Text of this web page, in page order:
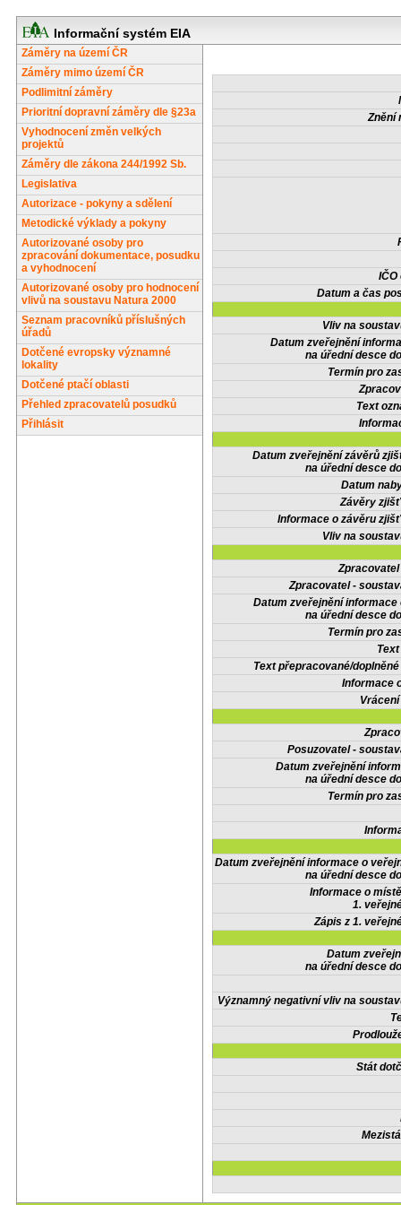
Informační systém EIA
Záměry na území ČR
Záměry mimo území ČR
Podlimitní záměry
Prioritní dopravní záměry dle §23a
Vyhodnocení změn velkých
projektů
Záměry dle zákona 244/1992 Sb.
Legislativa
Autorizace - pokyny a sdělení
Metodické výklady a pokyny
Autorizované osoby pro
zpracování dokumentace, posudku
a vyhodnocení
Autorizované osoby pro hodnocení
vlivů na soustavu Natura 2000
Seznam pracovníků příslušných
úřadů
Dotčené evropsky významné
lokality
Dotčené ptačí oblasti
Přehled zpracovatelů posudků
Přihlásit
Znění
IČO
Datum a čas
Vliv na
Datum zveřejnění
na úřední desce
Termín pro
Text
Datum zveřejnění závěrů
na úřední desce
Datum
Závěry
Informace o závěru
Vliv na
Zpracovatel -
Datum zveřejnění informace
na úřední desce
Termín pro
Text přepracované/
Informace
Posuzovatel -
Datum zveřejnění
na úřední desce
Termín pro
Datum zveřejnění informace o
na úřední desce
Informace o
1.
Zápis z 1.
Datum
na úřední desce
Významný negativní vliv na
Stát